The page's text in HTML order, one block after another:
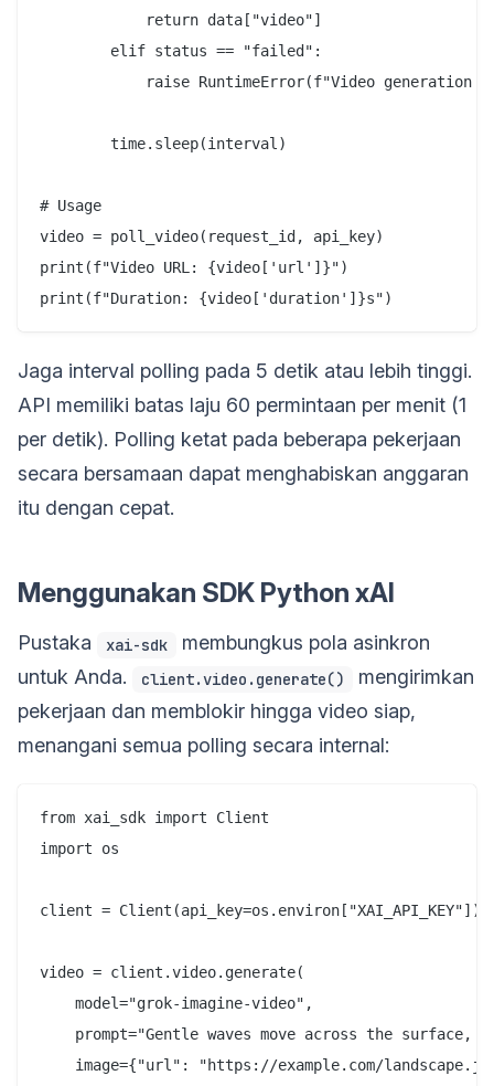
            return data["video"]
        elif status == "failed":
raise RuntimeError(f"Video generation
        time.sleep(interval)
# Usage
video = poll_video(request_id, api_key)
print(f"Video URL: {video['url']}")
Jaga interval polling pada 5 detik atau lebih tinggi.
API memiliki batas laju 60 permintaan per menit (1
per detik). Polling ketat pada beberapa pekerjaan
secara bersamaan dapat menghabiskan anggaran
itu dengan cepat.
Menggunakan SDK Python xAI
Pustaka xai-sdk
membungkus pola asinkron
untuk Anda.
client.video.generate()
mengirimkan
pekerjaan dan memblokir hingga video siap,
menangani semua polling secara internal:
from xai_sdk import Client
import os
client = Client(api_key=os.environ["XAI_API_KEY"])
video = client.video.generate(
    model="grok-imagine-video",
prompt="Gentle waves move across the surface,
image={"url": "https://example.com/